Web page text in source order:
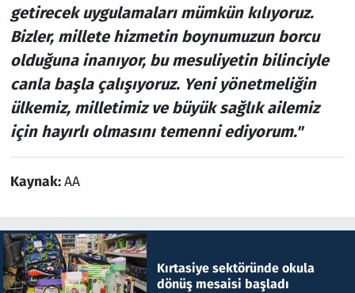
getirecek uygulamaları mümkün kılıyoruz.
Bizler, millete hizmetin boynumuzun borcu
olduğuna inanıyor, bu mesuliyetin bilinciyle
canla başla çalışıyoruz. Yeni yönetmeliğin
ülkemiz, milletimiz ve büyük sağlık ailemiz
için hayırlı olmasını temenni ediyorum."
Kaynak:AA
Kırtasiye sektöründe okula
dönüş mesaisi başladı